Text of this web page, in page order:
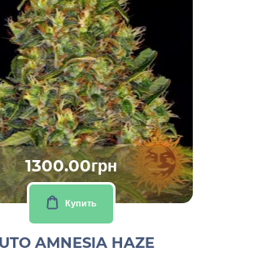
1300.00грн
Купить
AMNESIA HAZE